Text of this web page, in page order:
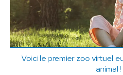
Voici le premier zoo virtuel
animal !